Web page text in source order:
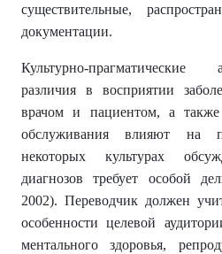
существительные,
документации.
Культурно-
различия в восприятии
врачом и пациентом, а
обслуживания влияют на
некоторых культурах
диагнозов требует особой
2002). Переводчик должен
особенности целевой
ментального здоровья,